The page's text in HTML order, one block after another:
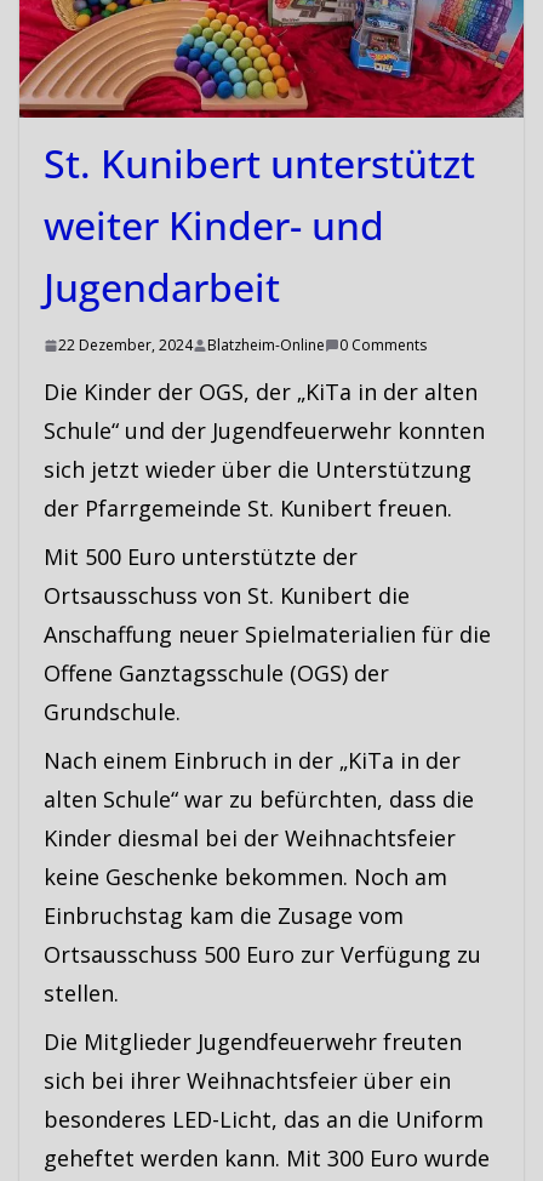
St. Kunibert unterstützt
weiter Kinder- und
Jugendarbeit
22 Dezember, 2024 Blatzheim-Online 0 Comments
Die Kinder der OGS, der „KiTa in der alten
Schule“ und der Jugendfeuerwehr konnten
sich jetzt wieder über die Unterstützung
der Pfarrgemeinde St. Kunibert freuen.
Mit 500 Euro unterstützte der
Ortsausschuss von St. Kunibert die
Anschaffung neuer Spielmaterialien für die
Offene Ganztagsschule (OGS) der
Grundschule.
Nach einem Einbruch in der „KiTa in der
alten Schule“ war zu befürchten, dass die
Kinder diesmal bei der Weihnachtsfeier
keine Geschenke bekommen. Noch am
Einbruchstag kam die Zusage vom
Ortsausschuss 500 Euro zur Verfügung zu
stellen.
Die Mitglieder Jugendfeuerwehr freuten
sich bei ihrer Weihnachtsfeier über ein
besonderes LED-Licht, das an die Uniform
geheftet werden kann. Mit 300 Euro wurde